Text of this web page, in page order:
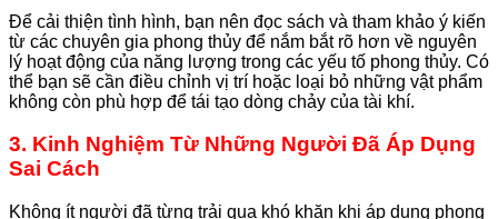
Để cải thiện tình hình, bạn nên đọc sách và tham khảo ý kiến
từ các chuyên gia phong thủy để nắm bắt rõ hơn về nguyên
lý hoạt động của năng lượng trong các yếu tố phong thủy. Có
thể bạn sẽ cần điều chỉnh vị trí hoặc loại bỏ những vật phẩm
không còn phù hợp để tái tạo dòng chảy của tài khí.
3. Kinh Nghiệm Từ Những Người Đã Áp Dụng
Sai Cách
Không ít người đã từng trải qua khó khăn khi áp dụng phong